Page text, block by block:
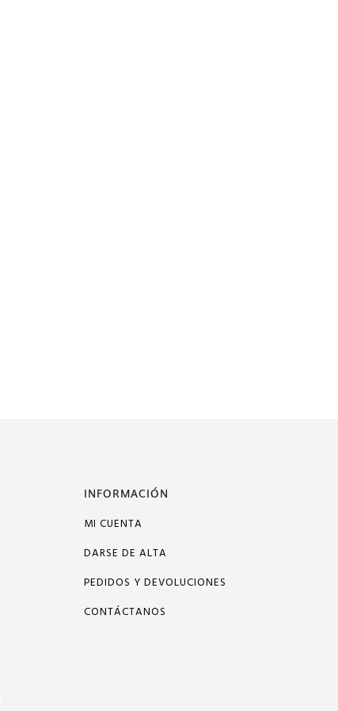
INFORMACIÓN
MI CUENTA
DARSE DE ALTA
PEDIDOS Y DEVOLUCIONES
CONTÁCTANOS